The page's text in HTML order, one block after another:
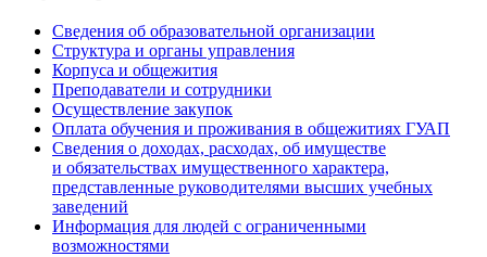
Сведения об образовательной организации
Структура и органы управления
Корпуса и общежития
Преподаватели и сотрудники
Осуществление закупок
Оплата обучения и проживания в общежитиях ГУАП
Сведения о доходах, расходах, об имуществе
и обязательствах имущественного характера,
представленные руководителями высших учебных
заведений
Информация для людей с ограниченными
возможностями